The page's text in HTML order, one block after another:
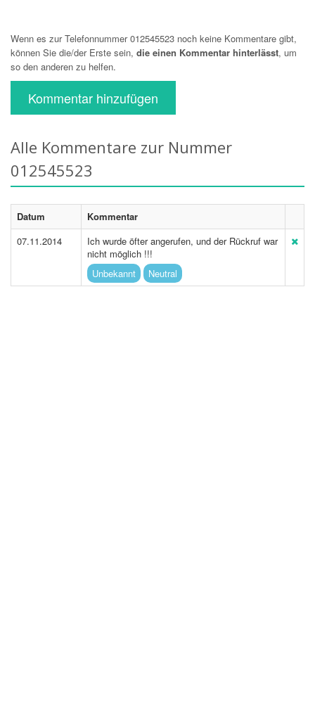
Wenn es zur Telefonnummer 012545523 noch keine Kommentare gibt,
können Sie die/der Erste sein, die einen Kommentar hinterlässt, um
so den anderen zu helfen.
Kommentar hinzufügen
Alle Kommentare zur Nummer
012545523
Datum
Kommentar
07.11.2014
Ich wurde öfter angerufen, und der Rückruf war
nicht möglich !!!
Unbekannt
Neutral